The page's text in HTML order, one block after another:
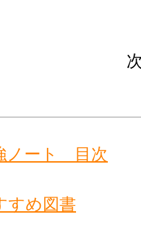
ノート 目次
め図書